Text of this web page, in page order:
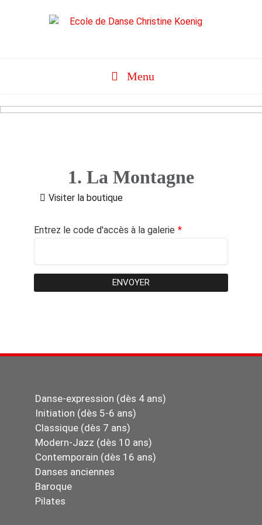
Menu
1. La Montagne
Visiter la boutique
Entrez le code d'accès à la galerie *
ENVOYER
Danse-expression (dès 4 ans)
Initiation (dès 5-6 ans)
Classique (dès 7 ans)
Modern-Jazz (dès 10 ans)
Contemporain (dès 16 ans)
Danses anciennes
Baroque
Pilates